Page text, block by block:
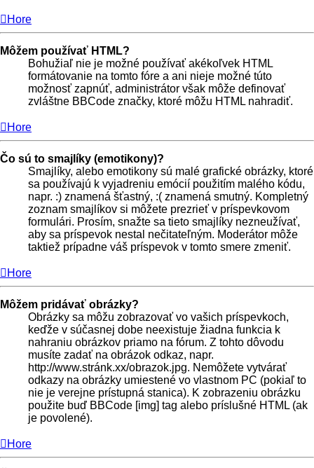
Hore
Môžem používať HTML?
Bohužiaľ nie je možné používať akékoľvek HTML
formátovanie na tomto fóre a ani nieje možné túto
možnosť zapnúť, administrátor však môže definovať
zvláštne BBCode značky, ktoré môžu HTML nahradiť.
Hore
Čo sú to smajlíky (emotikony)?
Smajlíky, alebo emotikony sú malé grafické obrázky, ktoré
sa používajú k vyjadreniu emócií použitím malého kódu,
napr. :) znamená šťastný, :( znamená smutný. Kompletný
zoznam smajlíkov si môžete prezrieť v príspevkovom
formulári. Prosím, snažte sa tieto smajlíky nezneužívať,
aby sa príspevok nestal nečitateľným. Moderátor môže
taktiež prípadne váš príspevok v tomto smere zmeniť.
Hore
Môžem pridávať obrázky?
Obrázky sa môžu zobrazovať vo vašich príspevkoch,
keďže v súčasnej dobe neexistuje žiadna funkcia k
nahraniu obrázkov priamo na fórum. Z tohto dôvodu
musíte zadať na obrázok odkaz, napr.
http://www.stránk.xx/obrazok.jpg. Nemôžete vytvárať
odkazy na obrázky umiestené vo vlastnom PC (pokiaľ to
nie je verejne prístupná stanica). K zobrazeniu obrázku
použite buď BBCode [img] tag alebo príslušné HTML (ak
je povolené).
Hore